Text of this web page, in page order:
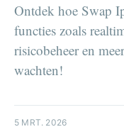
Ontdek hoe Swap
functies zoals
risicobeheer en
wachten!
5 MRT. 2026